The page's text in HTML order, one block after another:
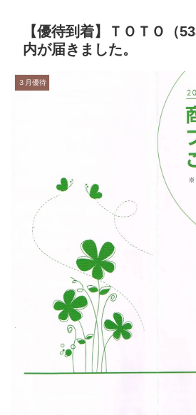
【優待到着】ＴＯＴＯ（
内が届きました。
３月優待